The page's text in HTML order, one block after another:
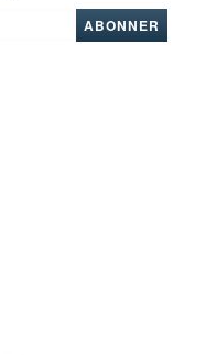
ABONNER